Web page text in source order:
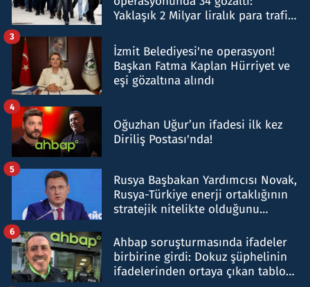
Yaklaşık 2 Milyar liralık para trafiği
İzmit Belediyesi'ne operasyon!
Başkan Fatma Kaplan Hürriyet ve
eşi gözaltına alındı
3
Oğuzhan Uğur’un ifadesi ilk kez
Diriliş Postası'nda!
4
Rusya Başbakan Yardımcısı Novak,
Rusya-Türkiye enerji ortaklığının
stratejik nitelikte olduğunu
5
Ahbap soruşturmasında ifadeler
birbirine girdi: Dokuz şüphelinin
ifadelerinden ortaya çıkan tablo
6